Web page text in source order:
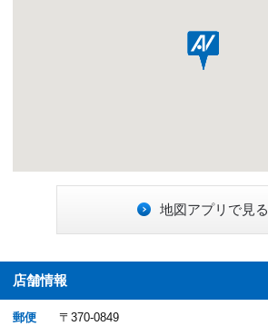
地図アプリで見る
店舗情報
郵便 〒370-0849